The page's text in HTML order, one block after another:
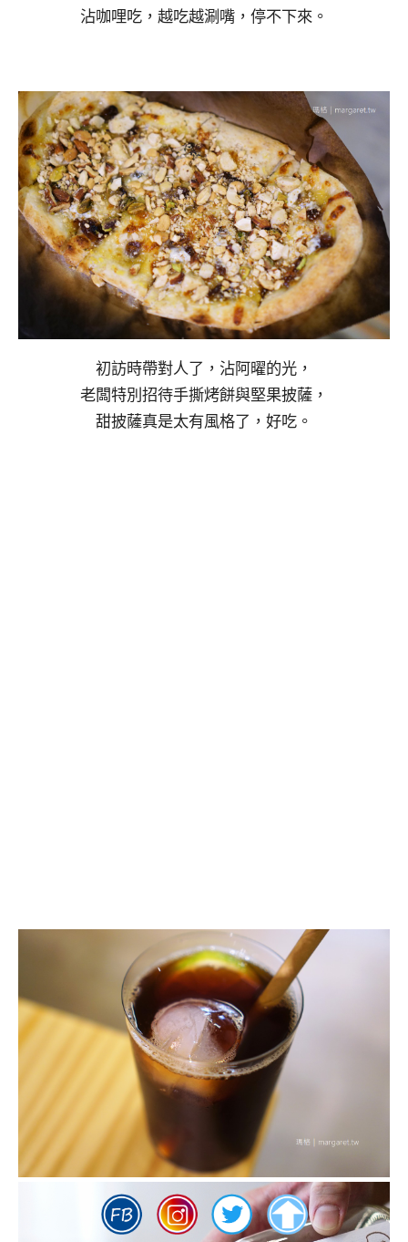
沾咖哩吃，越吃越涮嘴，停不下來。
初訪時帶對人了，沾阿曜的光，
老闆特別招待手撕烤餅與堅果披薩，
甜披薩真是太有風格了，好吃。